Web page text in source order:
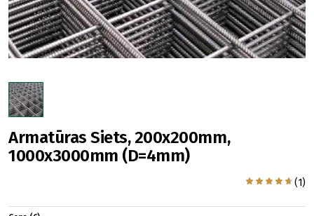
Armatūras Siets, 200x200mm,
1000x3000mm (D=4mm)
(1)